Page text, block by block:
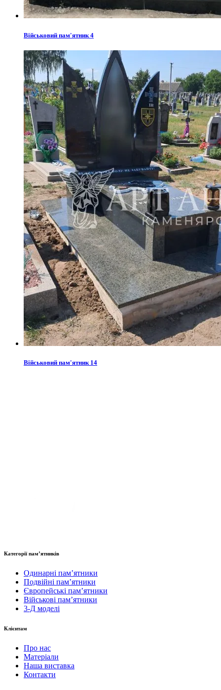
Військовий пам'ятник 4
Військовий пам'ятник 14
Категорії пам’ятників
Одинарні пам’ятники
Подвійні пам’ятники
Європейські пам’ятники
Військові пам’ятники
3-Д моделі
Клієнтам
Про нас
Матеріали
Наша виставка
Контакти